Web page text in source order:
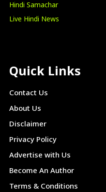
Hindi Samachar
Live Hindi News
Quick Links
Contact Us
About Us
Disclaimer
Privacy Policy
Advertise with Us
Become An Author
Terms & Conditions